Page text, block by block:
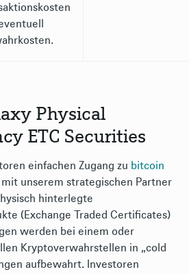
Physical
ETC Securities
einfachen Zugang zu bitcoin
mit unserem strategischen Partner
hinterlegte
(Exchange Traded Certificates)
werden bei einem oder
Kryptoverwahrstellen in „cold
aufbewahrt. Investoren